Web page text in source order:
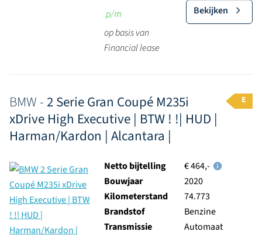
p/m
op basis van
Financial lease
Bekijken
BMW - 2 Serie Gran Coupé M235i
xDrive High Executive | BTW ! !| HUD |
Harman/Kardon | Alcantara |
E
Netto bijtelling
€ 464,-
Bouwjaar
2020
Kilometerstand
74.773
Brandstof
Benzine
Transmissie
Automaat